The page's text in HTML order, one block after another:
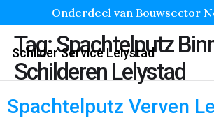
Onderdeel van Bouwsector
Schilder Service Lelystad
Tag:Spachtelputz
Schilderen Lelystad
Spachtelputz Verven